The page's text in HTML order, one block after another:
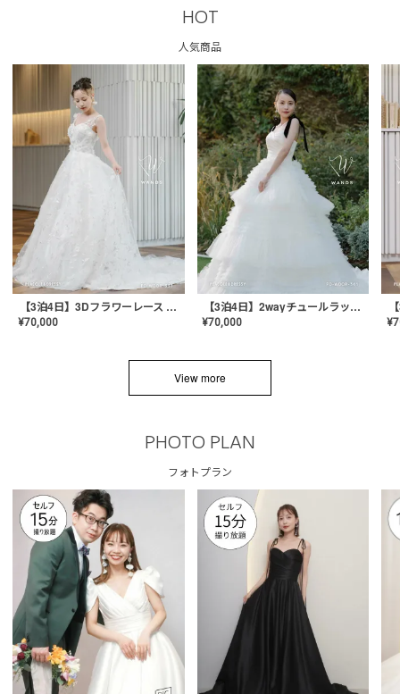
HOT
人気商品
【3泊4日】3Dフラワーレース ドレス〈PD-WDOR-331〉
¥70,000
【3泊4日】2wayチュールラッフルドレス〈PD-WDOR-341RTL〉
¥70,000 ¥
View more
PHOTO PLAN
フォトプラン